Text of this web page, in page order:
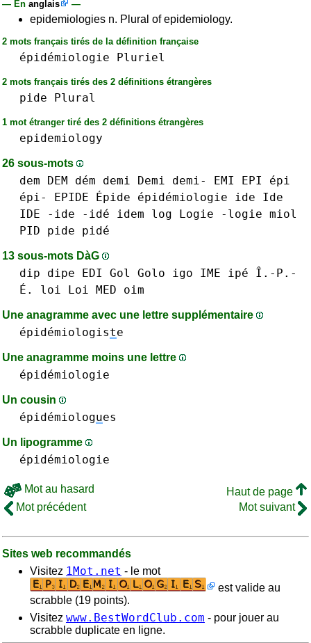
— En anglais —
epidemiologies n. Plural of epidemiology.
2 mots français tirés de la définition française
épidémiologie Pluriel
2 mots français tirés des 2 définitions étrangères
pide Plural
1 mot étranger tiré des 2 définitions étrangères
epidemiology
26 sous-mots
dem DEM dém demi Demi demi- EMI
EPI épi
épi-
EPIDE Épide épidémiologie
ide Ide
IDE -ide -idé
idem log Logie -logie miol
PID
pide pidé
13 sous-mots DàG
dip dipe EDI Gol Golo igo IME
ipé Î.-P.-
É.
loi Loi MED oim
Une anagramme avec une lettre supplémentaire
épidémiologiste
Une anagramme moins une lettre
épidémiologie
Un cousin
épidémiologues
Un lipogramme
épidémiologie
Mot au hasard
Haut de page
Mot précédent
Mot suivant
Sites web recommandés
Visitez 1Mot.net - le mot
est valide au
scrabble (19 points).
Visitez www.BestWordClub.com - pour jouer au
scrabble duplicate en ligne.